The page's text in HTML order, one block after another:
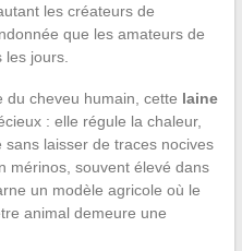
les créateurs de
que les amateurs de
jours.
du cheveu humain, cette laine
: elle régule la chaleur,
sans laisser de traces nocives
mérinos, souvent élevé dans
un modèle agricole où le
animal demeure une